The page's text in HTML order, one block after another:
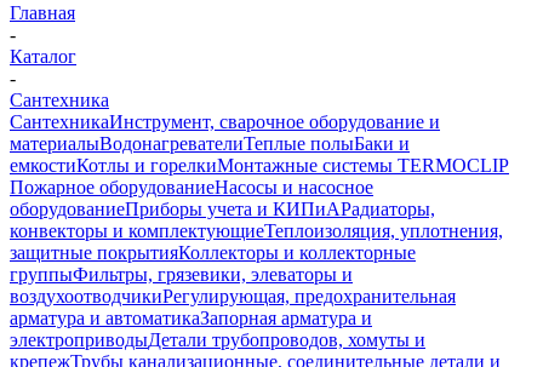
Главная
-
Каталог
-
Сантехника
СантехникаИнструмент, сварочное оборудование и
материалыВодонагревателиТеплые полыБаки и
емкостиКотлы и горелкиМонтажные системы TERMOCLIP
Пожарное оборудованиеНасосы и насосное
оборудованиеПриборы учета и КИПиАРадиаторы,
конвекторы и комплектующиеТеплоизоляция, уплотнения,
защитные покрытияКоллекторы и коллекторные
группыФильтры, грязевики, элеваторы и
воздухоотводчикиРегулирующая, предохранительная
арматура и автоматикаЗапорная арматура и
электроприводыДетали трубопроводов, хомуты и
крепежТрубы канализационные, соединительные детали и